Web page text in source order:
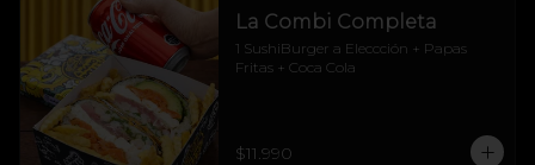
La Combi Completa
1 SushiBurger a Eleccción + Papas
Fritas + Coca Cola
$11.990